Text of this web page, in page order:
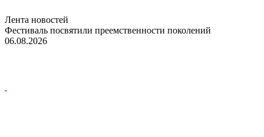
Лента новостей
Фестиваль посвятили преемственности поколений
06.08.2026